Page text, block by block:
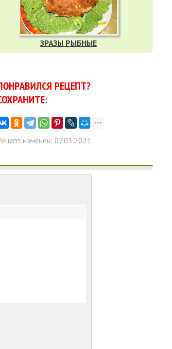
ЗРАЗЫ РЫБНЫЕ
РЕЦЕПТ?
изменен: 07.03.2021